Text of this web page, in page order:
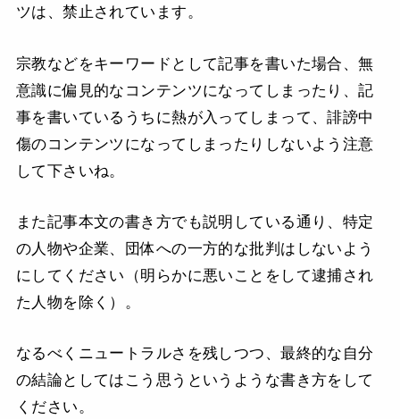
ツは、禁止されています。
宗教などをキーワードとして記事を書いた場合、無
意識に偏見的なコンテンツになってしまったり、記
事を書いているうちに熱が入ってしまって、誹謗中
傷のコンテンツになってしまったりしないよう注意
して下さいね。
また記事本文の書き方でも説明している通り、特定
の人物や企業、団体への一方的な批判はしないよう
にしてください（明らかに悪いことをして逮捕され
た人物を除く）。
なるべくニュートラルさを残しつつ、最終的な自分
の結論としてはこう思うというような書き方をして
ください。